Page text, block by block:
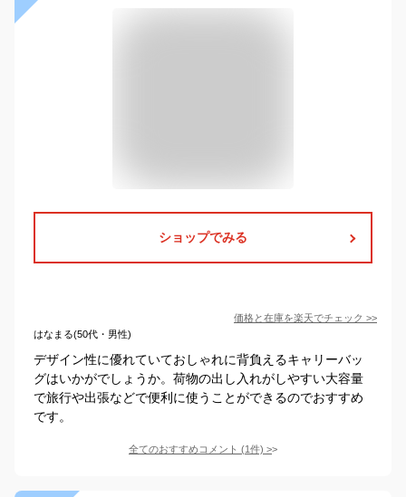
ショップでみる
価格と在庫を楽天でチェック >>
はなまる(50代・男性)
デザイン性に優れていておしゃれに背負えるキャリーバッ
グはいかがでしょうか。荷物の出し入れがしやすい大容量
で旅行や出張などで便利に使うことができるのでおすすめ
です。
全てのおすすめコメント (1件) >